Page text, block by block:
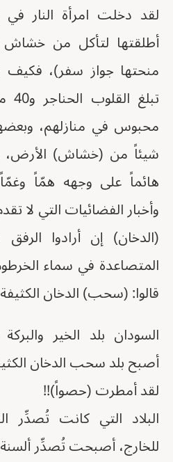
لقد دخلت امرأة النار
أطلقتها لتأكل من خشاش
منحتها جواز سفر)، فكيف
محبوس في منازلهم،
شيئاً من (خشاش)
هائماً على وجهه همّاً
وأخبار الفضائيات التي لا
(الدخان) إن أرادوا الرفق
المتصاعدة في سماء
قالوا: (سحب) الدخان
السودان بلد الخير
أصبح بلد سحب الدخان
لقد أمطرت (حصواً)!!
البلاد التي كانت تُصدِّر
للخارج، أصبحت تُصدِّر ألسنة